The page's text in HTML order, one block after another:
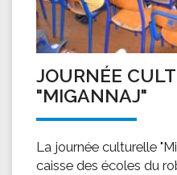
JOURNÉE
"MIGANNAJ"
La journée culturelle
caisse des écoles du